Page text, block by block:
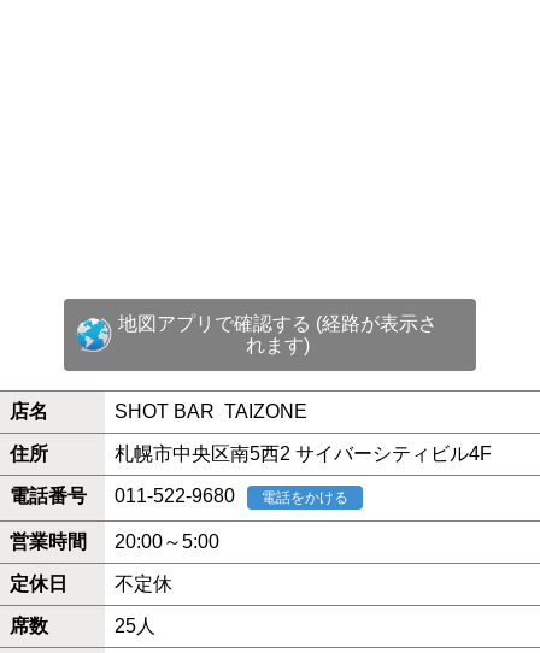
地図アプリで確認する (経路が表示さ
れます)
店名 SHOT BAR TAIZONE
住所 札幌市中央区南5西2 サイバーシティビル4F
電話番号 011-522-9680 電話をかける
営業時間 20:00～5:00
定休日 不定休
席数 25人